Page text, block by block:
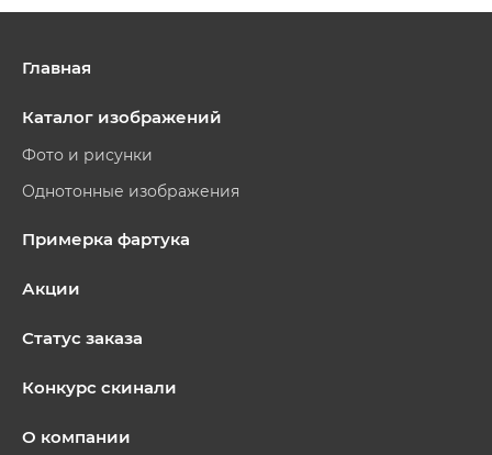
Главная
Каталог изображений
Фото и рисунки
Однотонные изображения
Примерка фартука
Акции
Статус заказа
Конкурс скинали
О компании